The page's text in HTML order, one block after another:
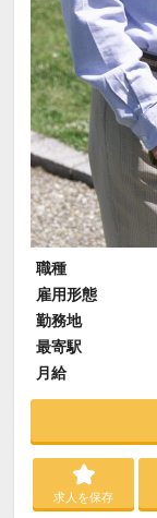
職種
雇用形態
勤務地
最寄駅
月給
求人を保存